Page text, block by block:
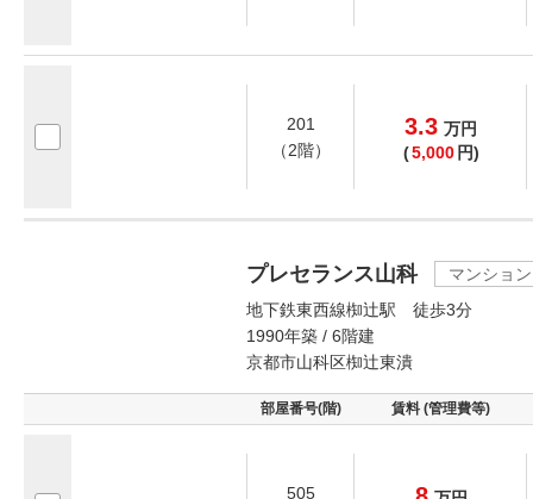
201
（2階）
3.3 万円
(5,000 円)
プレセランス山科
マンション
地下鉄東西線椥辻駅 徒歩3分
1990年築 / 6階建
京都市山科区椥辻東潰
部屋番号(階) 賃料 (管理費等)
505